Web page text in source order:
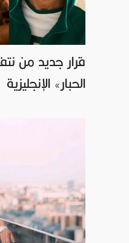
قرار جديد من
الحبار» الإنجليزية